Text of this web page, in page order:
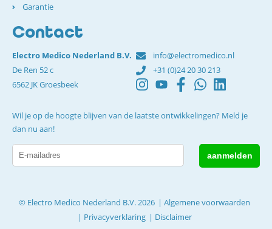
Garantie
Contact
Electro Medico Nederland B.V.
De Ren 52 c
6562 JK Groesbeek
info@electromedico.nl
+31 (0)24 20 30 213
Wil je op de hoogte blijven van de laatste ontwikkelingen? Meld je
dan nu aan!
© Electro Medico Nederland B.V. 2026
Algemene voorwaarden
Privacyverklaring
Disclaimer